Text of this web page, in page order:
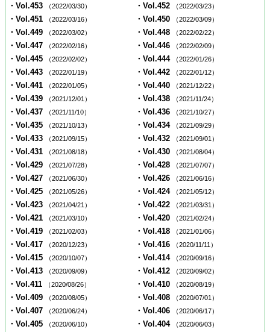
・Vol.453 （2022/03/30） ・Vol.452 （2022/03/23）
・Vol.451 （2022/03/16） ・Vol.450 （2022/03/09）
・Vol.449 （2022/03/02） ・Vol.448 （2022/02/22）
・Vol.447 （2022/02/16） ・Vol.446 （2022/02/09）
・Vol.445 （2022/02/02） ・Vol.444 （2022/01/26）
・Vol.443 （2022/01/19） ・Vol.442 （2022/01/12）
・Vol.441 （2022/01/05） ・Vol.440 （2021/12/22）
・Vol.439 （2021/12/01） ・Vol.438 （2021/11/24）
・Vol.437 （2021/11/10） ・Vol.436 （2021/10/27）
・Vol.435 （2021/10/13） ・Vol.434 （2021/09/29）
・Vol.433 （2021/09/15） ・Vol.432 （2021/09/01）
・Vol.431 （2021/08/18） ・Vol.430 （2021/08/04）
・Vol.429 （2021/07/28） ・Vol.428 （2021/07/07）
・Vol.427 （2021/06/30） ・Vol.426 （2021/06/16）
・Vol.425 （2021/05/26） ・Vol.424 （2021/05/12）
・Vol.423 （2021/04/21） ・Vol.422 （2021/03/31）
・Vol.421 （2021/03/10） ・Vol.420 （2021/02/24）
・Vol.419 （2021/02/03） ・Vol.418 （2021/01/06）
・Vol.417 （2020/12/23） ・Vol.416 （2020/11/11）
・Vol.415 （2020/10/07） ・Vol.414 （2020/09/16）
・Vol.413 （2020/09/09） ・Vol.412 （2020/09/02）
・Vol.411 （2020/08/26） ・Vol.410 （2020/08/19）
・Vol.409 （2020/08/05） ・Vol.408 （2020/07/01）
・Vol.407 （2020/06/24） ・Vol.406 （2020/06/17）
・Vol.405 （2020/06/10） ・Vol.404 （2020/06/03）